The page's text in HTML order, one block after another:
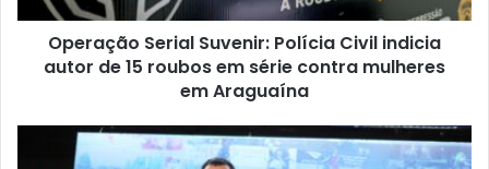
Operação Serial Suvenir: Polícia Civil indicia
autor de 15 roubos em série contra mulheres
em Araguaína